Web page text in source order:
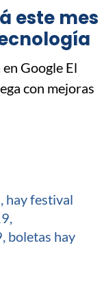
este mes
Google El
con mejoras